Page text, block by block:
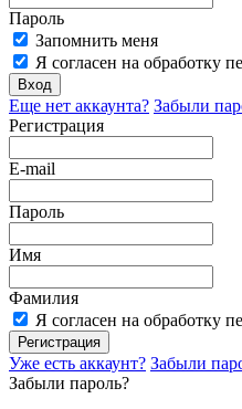
Пароль
Запомнить меня
Я согласен на обработку
Вход
Еще нет аккаунта? Забыли
Регистрация
E-mail
Пароль
Имя
Фамилия
Я согласен на обработку
Регистрация
Уже есть аккаунт? Забыли
Забыли пароль?